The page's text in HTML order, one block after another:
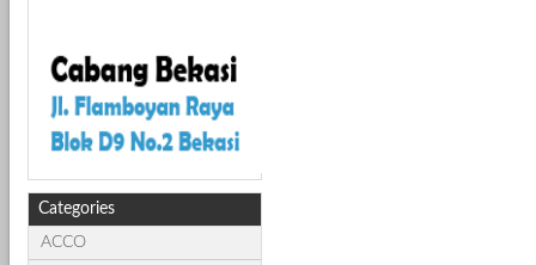
Categories
ACCO